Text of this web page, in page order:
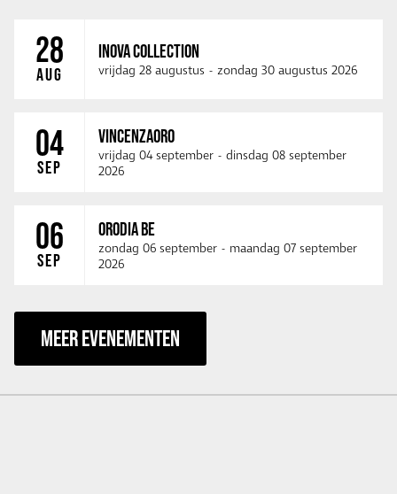
28
AUG
INOVA COLLECTION
vrijdag 28 augustus - zondag 30 augustus 2026
04
SEP
VINCENZAORO
vrijdag 04 september - dinsdag 08 september
2026
06
SEP
ORODIA BE
zondag 06 september - maandag 07 september
2026
MEER EVENEMENTEN